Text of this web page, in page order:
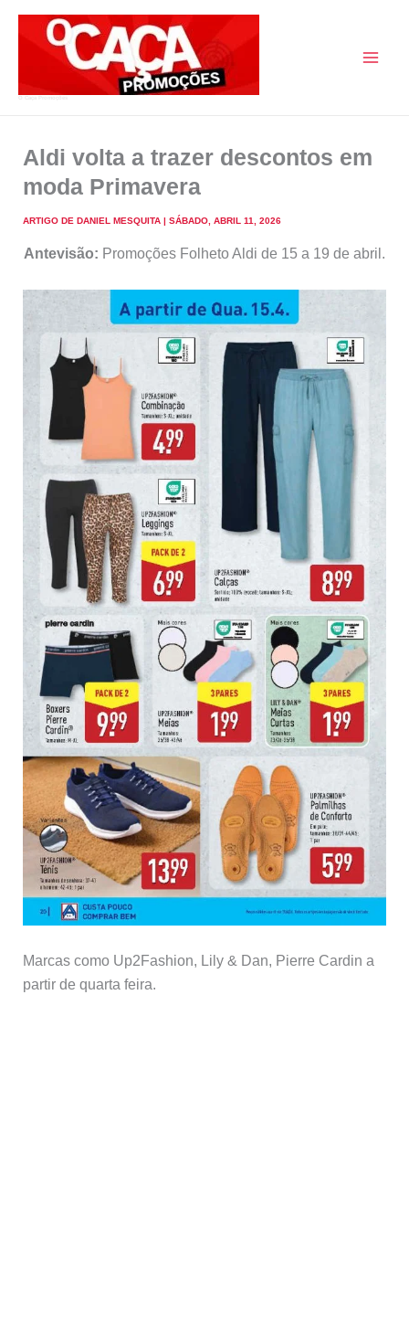
Aldi volta a trazer descontos em
moda Primavera
ARTIGO DE DANIEL MESQUITA | SÁBADO, ABRIL 11, 2026
Antevisão: Promoções Folheto Aldi de 15 a 19 de abril.
Marcas como Up2Fashion, Lily & Dan, Pierre Cardin a
partir de quarta feira.